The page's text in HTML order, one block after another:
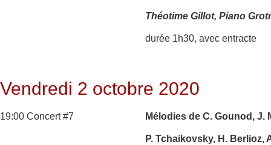
Théotime Gillot, Piano
durée 1h30, avec entracte
Vendredi 2 octobre 2020
19:00 Concert #7 Mélodies de C. Gounod, J.
P. Tchaikovsky, H. Berlioz,